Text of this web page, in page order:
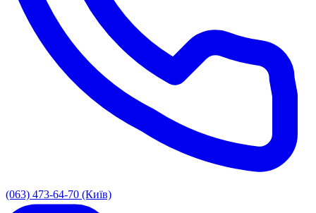
(063) 473-64-70 (Київ)